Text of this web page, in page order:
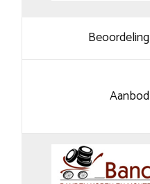
Beoordeling
Aanbod